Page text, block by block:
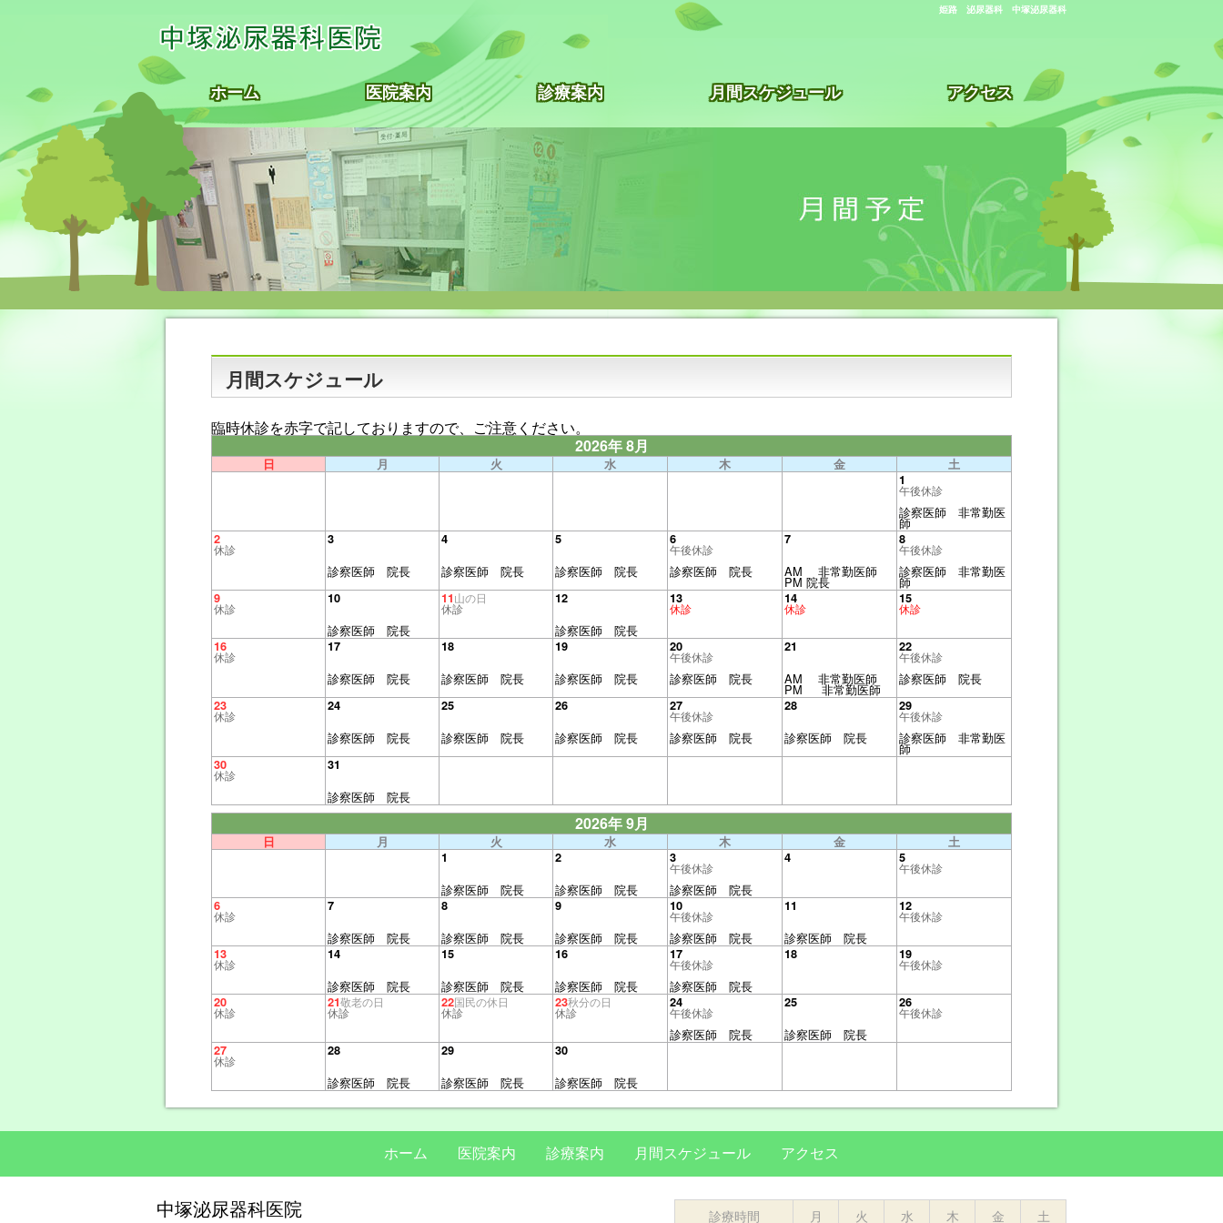
姫路 泌尿器科 中塚泌尿器科
ホーム 医院案内 診療案内 月間スケジュール アクセス
月間スケジュール
臨時休診を赤字で記しておりますので、ご注意ください。
2026年 8月
日 月 火 水 木 金
土
1
午後休診
診察医師 非常勤医
師
2
休診
3
診察医師 院長
4
診察医師 院長
5
診察医師 院長
6
午後休診
診察医師 院長
7
AM 非常勤医師
PM 院長
8
午後休診
診察医師 非常勤医
師
9
休診
10
診察医師 院長
11山の日
休診
12
診察医師 院長
13
休診
14
休診
15
休診
16
休診
17
診察医師 院長
18
診察医師 院長
19
診察医師 院長
20
午後休診
診察医師 院長
21
AM 非常勤医師
PM 非常勤医師
22
午後休診
診察医師 院長
23
休診
24
診察医師 院長
25
診察医師 院長
26
診察医師 院長
27
午後休診
診察医師 院長
28
診察医師 院長
29
午後休診
診察医師 非常勤医
師
30
休診
31
診察医師 院長
2026年 9月
日 月 火 水 木 金
土
1
診察医師 院長
2
診察医師 院長
3
午後休診
診察医師 院長
4 5
午後休診
6
休診
7
診察医師 院長
8
診察医師 院長
9
診察医師 院長
10
午後休診
診察医師 院長
11
診察医師 院長
12
午後休診
13
休診
14
診察医師 院長
15
診察医師 院長
16
診察医師 院長
17
午後休診
診察医師 院長
18 19
午後休診
20
休診
21敬老の日
休診
22国民の休日
休診
23秋分の日
休診
24
午後休診
診察医師 院長
25
診察医師 院長
26
午後休診
27
休診
28
診察医師 院長
29
診察医師 院長
30
診察医師 院長
ホーム 医院案内 診療案内 月間スケジュール アクセス
中塚泌尿器科医院 診療時間 月 火 水 木 金 土